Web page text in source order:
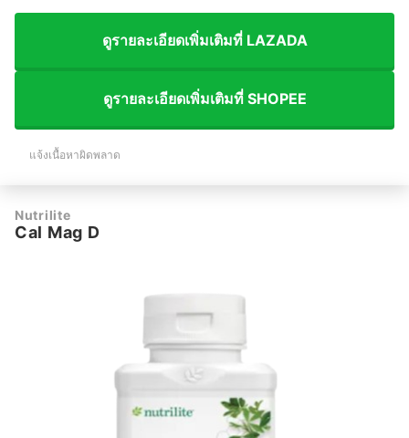
ดูรายละเอียดเพิ่มเติมที่ LAZADA
ดูรายละเอียดเพิ่มเติมที่ SHOPEE
แจ้งเนื้อหาผิดพลาด
Nutrilite
Cal Mag D